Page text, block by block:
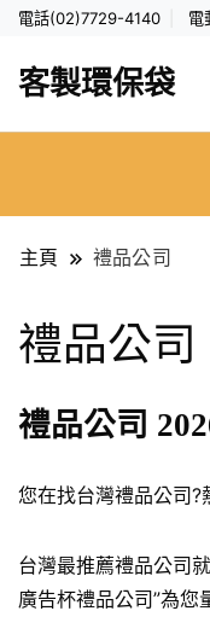
電話(02)7729-4140 電
客製環保袋
主頁 禮品公司
禮品公司
禮品公司
您在找台灣禮品公司?
台灣最推薦禮品公司
廣告杯禮品公司”為您